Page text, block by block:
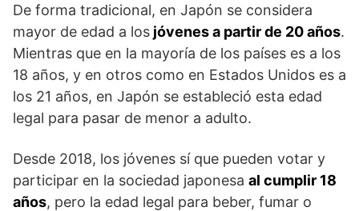
De forma tradicional, en Japón se considera
mayor de edad a los jóvenes a partir de 20 años.
Mientras que en la mayoría de los países es a los
18 años, y en otros como en Estados Unidos es a
los 21 años, en Japón se estableció esta edad
legal para pasar de menor a adulto.
Desde 2018, los jóvenes sí que pueden votar y
participar en la sociedad japonesa al cumplir 18
años, pero la edad legal para beber, fumar o